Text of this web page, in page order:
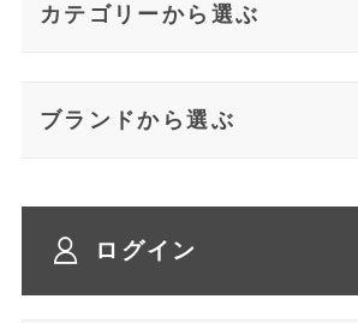
カテゴリーから選ぶ
ブランドから選ぶ
ログイン